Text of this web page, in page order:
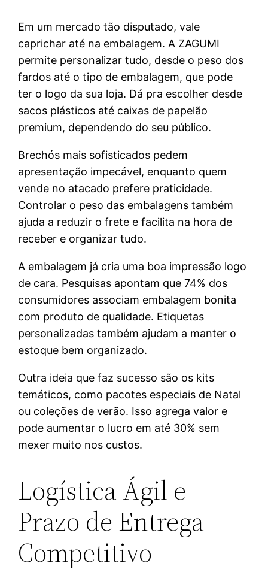
Em um mercado tão disputado, vale
caprichar até na embalagem. A ZAGUMI
permite personalizar tudo, desde o peso dos
fardos até o tipo de embalagem, que pode
ter o logo da sua loja. Dá pra escolher desde
sacos plásticos até caixas de papelão
premium, dependendo do seu público.
Brechós mais sofisticados pedem
apresentação impecável, enquanto quem
vende no atacado prefere praticidade.
Controlar o peso das embalagens também
ajuda a reduzir o frete e facilita na hora de
receber e organizar tudo.
A embalagem já cria uma boa impressão logo
de cara. Pesquisas apontam que 74% dos
consumidores associam embalagem bonita
com produto de qualidade. Etiquetas
personalizadas também ajudam a manter o
estoque bem organizado.
Outra ideia que faz sucesso são os kits
temáticos, como pacotes especiais de Natal
ou coleções de verão. Isso agrega valor e
pode aumentar o lucro em até 30% sem
mexer muito nos custos.
Logística Ágil e
Prazo de Entrega
Competitivo